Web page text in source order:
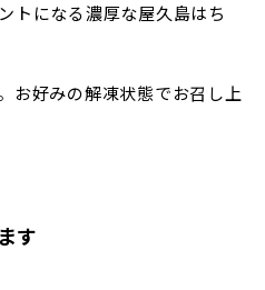
トになる濃厚な屋久島はち
お好みの解凍状態でお召し上
す